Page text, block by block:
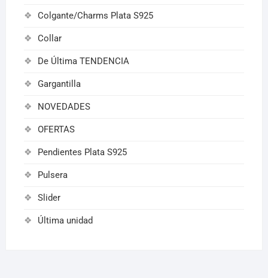
Colgante/Charms Plata S925
Collar
De Última TENDENCIA
Gargantilla
NOVEDADES
OFERTAS
Pendientes Plata S925
Pulsera
Slider
Última unidad